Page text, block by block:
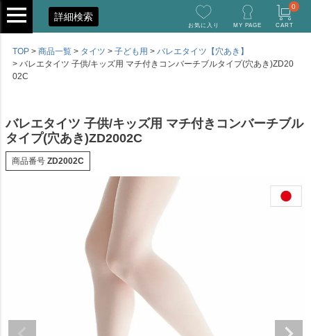
詳細検索
お気に入り MY PAGE CART
0
TOP 商品一覧 タイツ 子ども用
バレエタイツ【穴あき】
バレエタイツ 子供/キッズ用 マチ付きコンバーチブルタイプ(穴あき)ZD20
02C
バレエタイツ 子供/キッズ用 マチ付きコンバーチブル
タイプ(穴あき)ZD2002C
商品番号 ZD2002C